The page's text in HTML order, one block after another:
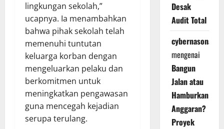
lingkungan sekolah,”
ucapnya. Ia menambahkan
bahwa pihak sekolah telah
memenuhi tuntutan
keluarga korban dengan
mengeluarkan pelaku dan
berkomitmen untuk
meningkatkan pengawasan
guna mencegah kejadian
serupa terulang.
Desak
Audit Total
cybernasonal
mengenai
Bangun
Jalan atau
Hamburkan
Anggaran?
Proyek